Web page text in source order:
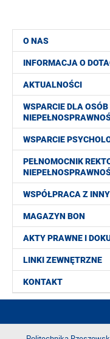
O NAS
INFORMACJA O
AKTUALNOŚCI
WSPARCIE DLA OSÓB
WSPARCIE
PEŁNOMOCNIK
WSPÓŁPRACA Z
MAGAZYN BON
AKTY PRAWNE I
LINKI ZEWNĘTRZNE
KONTAKT